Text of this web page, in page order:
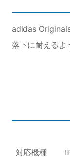
adidas
落下に耐えるよ
対応機種